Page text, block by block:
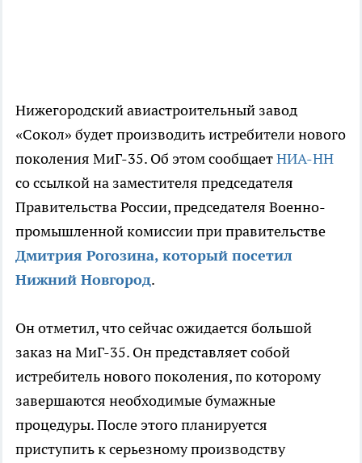
Нижегородский авиастроительный завод
«Сокол» будет производить истребители нового
поколения МиГ-35. Об этом сообщаетНИА-НН
со ссылкой на заместителя председателя
Правительства России, председателя Военно-
промышленной комиссии при правительстве
Дмитрия Рогозина, который посетил
Нижний Новгород.
Он отметил, что сейчас ожидается большой
заказ на МиГ-35. Он представляет собой
истребитель нового поколения, по которому
завершаются необходимые бумажные
процедуры. После этого планируется
приступить к серьезному производству